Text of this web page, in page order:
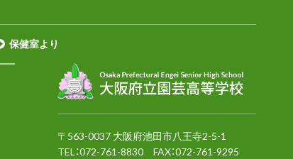
保健室より
〒563-0037 大阪府池田市八王寺2-5-1
TEL：072-761-8830 FAX：072-761-9295